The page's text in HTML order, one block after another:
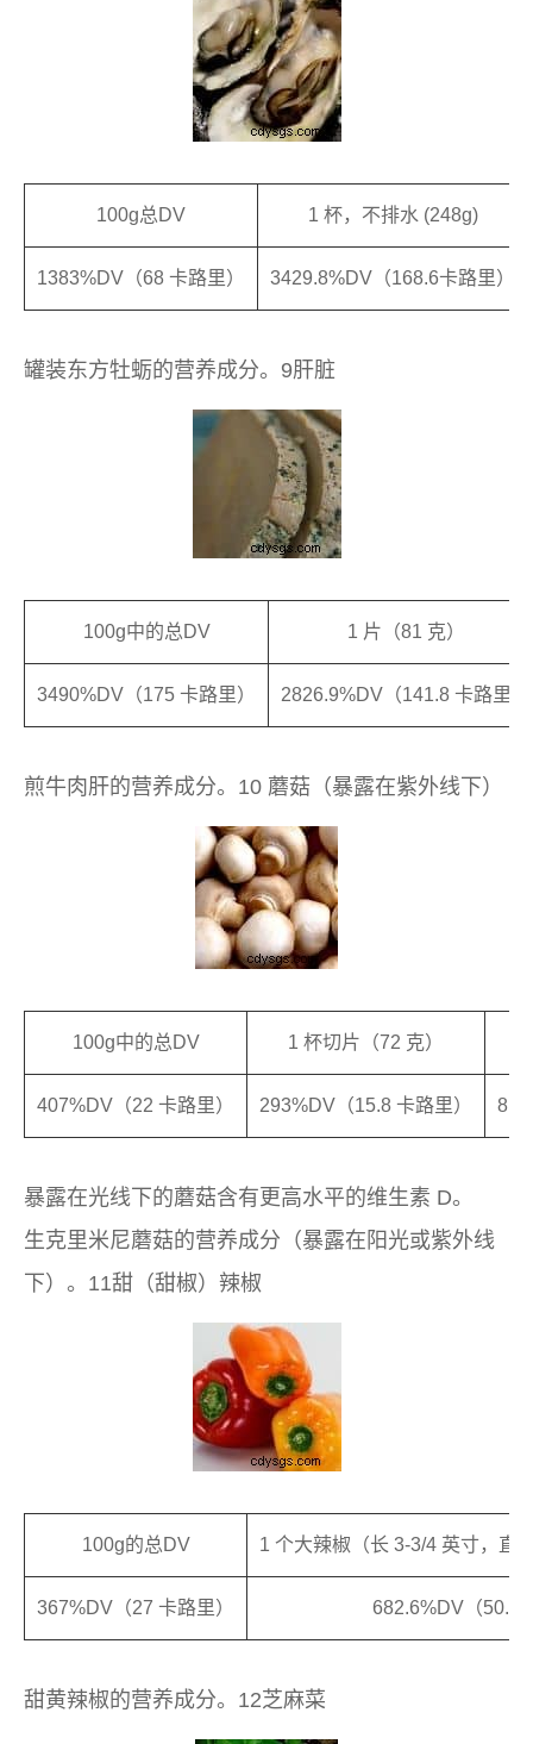
100g总DV 1 杯，不排水 (248g)
1383%DV（68 卡路里） 3429.8%DV（168.6卡路里）
罐装东方牡蛎的营养成分。9肝脏
100g中的总DV 1 片（81 克）
3490%DV（175 卡路里） 2826.9%DV（141.8 卡路里）
煎牛肉肝的营养成分。10 蘑菇（暴露在紫外线下）
100g中的总DV 1 杯切片（72 克）
407%DV（22 卡路里） 293%DV（15.8 卡路里）
暴露在光线下的蘑菇含有更高水平的维生素 D。
生克里米尼蘑菇的营养成分（暴露在阳光或紫外线
下）。11甜（甜椒）辣椒
100g的总DV 1 个大辣椒（长 3-3/4 英寸，直
367%DV（27 卡路里） 682.6%DV（50.2
甜黄辣椒的营养成分。12芝麻菜